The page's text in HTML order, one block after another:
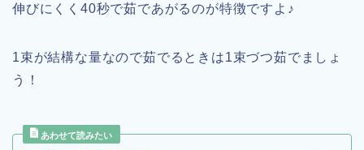
伸びにくく40秒で茹であがるのが特徴ですよ♪
1束が結構な量なので茹でるときは1束づつ茹でましょ
う！